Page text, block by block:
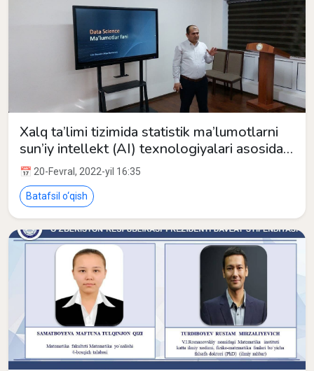
Xalq ta’limi tizimida statistik ma’lumotlarni
sun’iy intellekt (AI) texnologiyalari asosida
joriy etish
📅 20-Fevral, 2022-yil 16:35
Batafsil o‘qish